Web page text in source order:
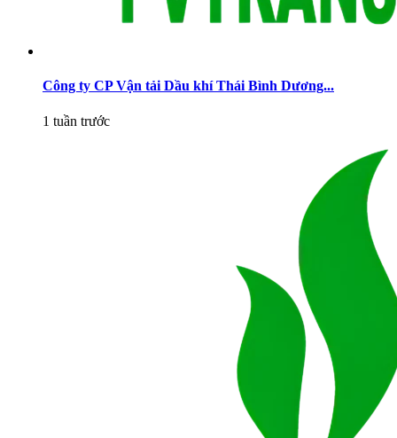
Công ty CP Vận tải Dầu khí Thái Bình Dương...
1 tuần trước